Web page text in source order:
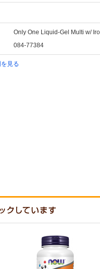
Only One Liquid-Gel Multi w/
084-77384
見る